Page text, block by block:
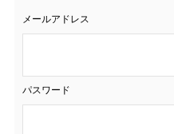
メールアドレス
パスワード